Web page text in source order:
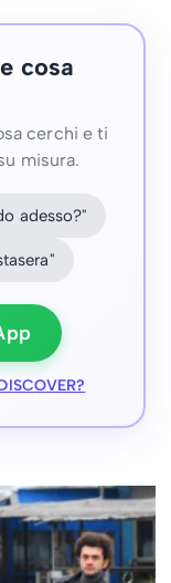
cosa
cerchi e ti
misura.
adesso?"